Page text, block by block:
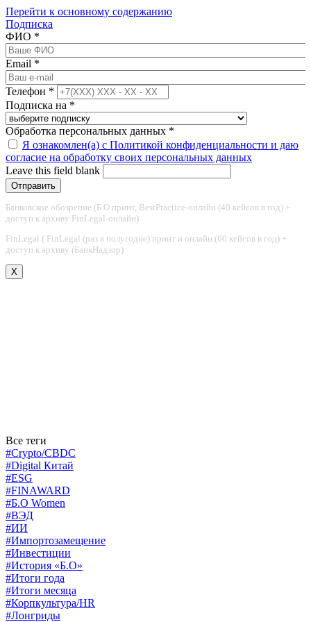
Перейти к основному содержанию
Подписка
ФИО *
Email *
Телефон *
Подписка на *
Обработка персональных данных *
Я ознакомлен(а) с Политикой конфиденциальности и даю
согласие на обработку своих персональных данных
Leave this field blank
Банковское обозрение (Б.О принт, BestPractice-онлайн (40 кейсов в год) +
доступ к архиву FinLegal-онлайн)
FinLegal ( FinLegal (раз в полугодие) принт и онлайн (60 кейсов в год) +
доступ к архиву (БанкНадзор)
X
Все теги
#Crypto/CBDC
#Digital Китай
#ESG
#FINAWARD
#Б.О Women
#ВЭД
#ИИ
#Импортозамещение
#Инвестиции
#История «Б.О»
#Итоги года
#Итоги месяца
#Корпкультура/HR
#Лонгриды